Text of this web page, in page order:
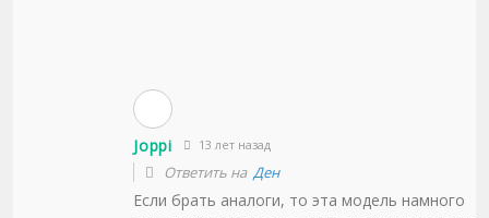
Joppi 13 лет назад
Ответить наДен
Если брать аналоги, то эта модель намного